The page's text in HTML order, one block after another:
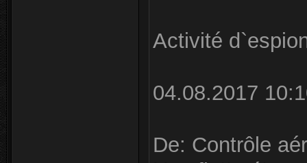
Activité
04.08.2017
De: Contrôle